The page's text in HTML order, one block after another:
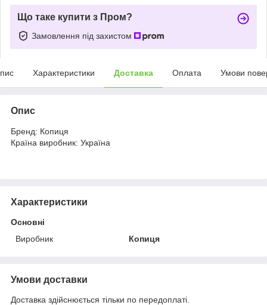
Що таке купити з Пром?
Замовлення під захистом
Характеристики Доставка Оплата Умови
Опис
Бренд: Копиця
Країна виробник: Україна
Характеристики
Основні
Виробник
Копиця
Умови доставки
Доставка здійснюється тільки по передоплаті.